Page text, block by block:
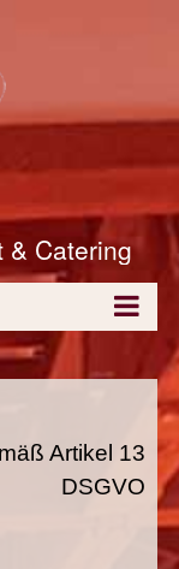
& Catering
Artikel 13
DSGVO